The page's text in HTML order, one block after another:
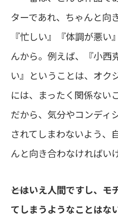
ターであれ、ちゃんと向
『忙しい』『体調が悪
んから。例えば、『小西
い』ということは、オク
には、まったく関係ない
だから、気分やコンディ
されてしまわないよう、
んと向き合わなければい
――とはいえ人間ですし、
てしまうようなことはな